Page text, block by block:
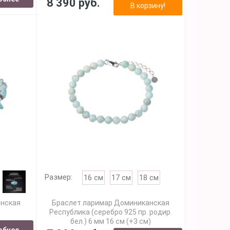
8 390 руб. В корзину!
Размер: 16 см 17 см 18 см
Браслет ларимар Доминиканская
Республика (серебро 925 пр. родир.
бел.) 6 мм 16 см (+3 см)